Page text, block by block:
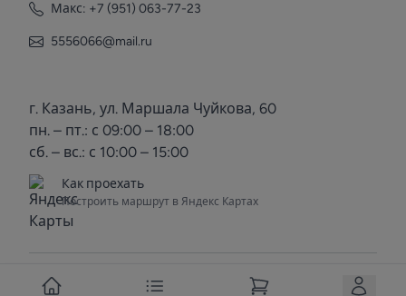
Макс: +7 (951) 063-77-23
5556066@mail.ru
г. Казань, ул. Маршала Чуйкова, 60
пн. – пт.: с 09:00 – 18:00
сб. – вс.: с 10:00 – 15:00
Как проехать
Построить маршрут в Яндекс Картах
© 2025 Voda Kazan. Все права защищены.
Вступить в группу